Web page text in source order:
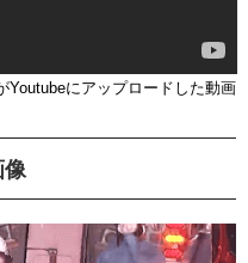
Youtubeにアップロードした動画
像